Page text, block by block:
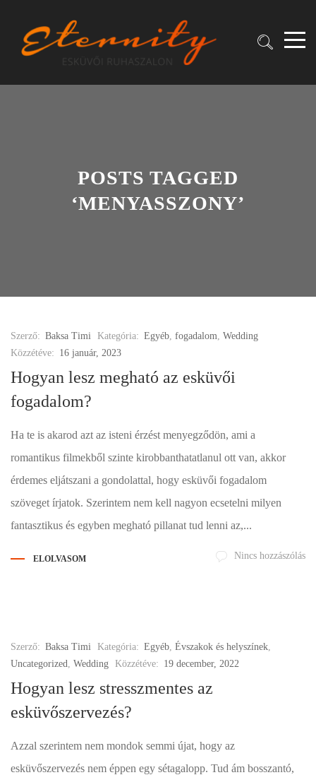
POSTS TAGGED
‘MENYASSZONY’
Szerző: Baksa Timi Kategória: Egyéb, fogadalom, Wedding
Közzétéve: 16 január, 2023
Hogyan lesz megható az esküvői
fogadalom?
Ha te is akarod azt az isteni érzést menyegződön, ami a
romantikus filmekből szinte kirobbanthatatlanul ott van, akkor
érdemes eljátszani a gondolattal, hogy esküvői fogadalom
szöveget írjatok. Szerintem nem kell nagyon ecsetelni milyen
fantasztikus és egyben megható pillanat tud lenni az,...
ELOLVASOM Nincs hozzászólás
Szerző: Baksa Timi Kategória: Egyéb, Évszakok és helyszínek,
Uncategorized, Wedding Közzétéve: 19 december, 2022
Hogyan lesz stresszmentes az
esküvőszervezés?
Azzal szerintem nem mondok semmi újat, hogy az
esküvőszervezés nem éppen egy sétagalopp. Tud ám bosszantó,